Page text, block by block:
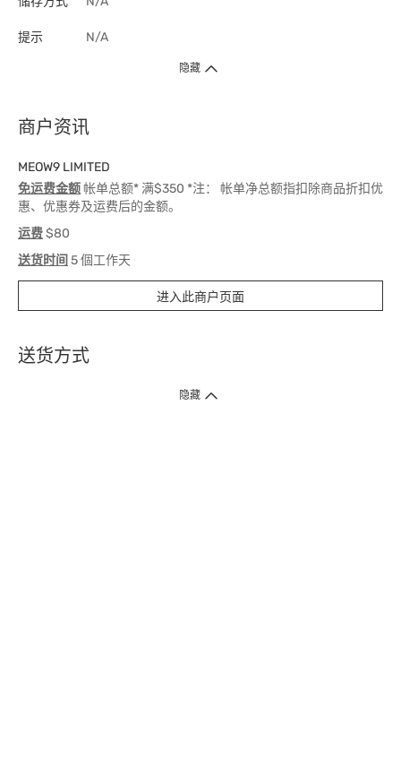
提示 N/A
隐藏
商户资讯
MEOW9 LIMITED
免运费金额帐单总额* 满$350 *注： 帐单净总额指扣除商品折扣优
惠、优惠券及运费后的金额。
运费$80
送货时间 5 個工作天
进入此商户页面
送货方式
1. 送货到府（受卫生署条例规管产品除外 ）
隐藏